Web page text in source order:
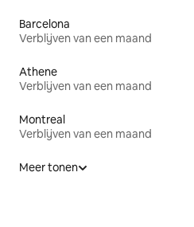
Barcelona
Verblijven van een maand
Athene
Verblijven van een maand
Montreal
Verblijven van een maand
Meer tonen